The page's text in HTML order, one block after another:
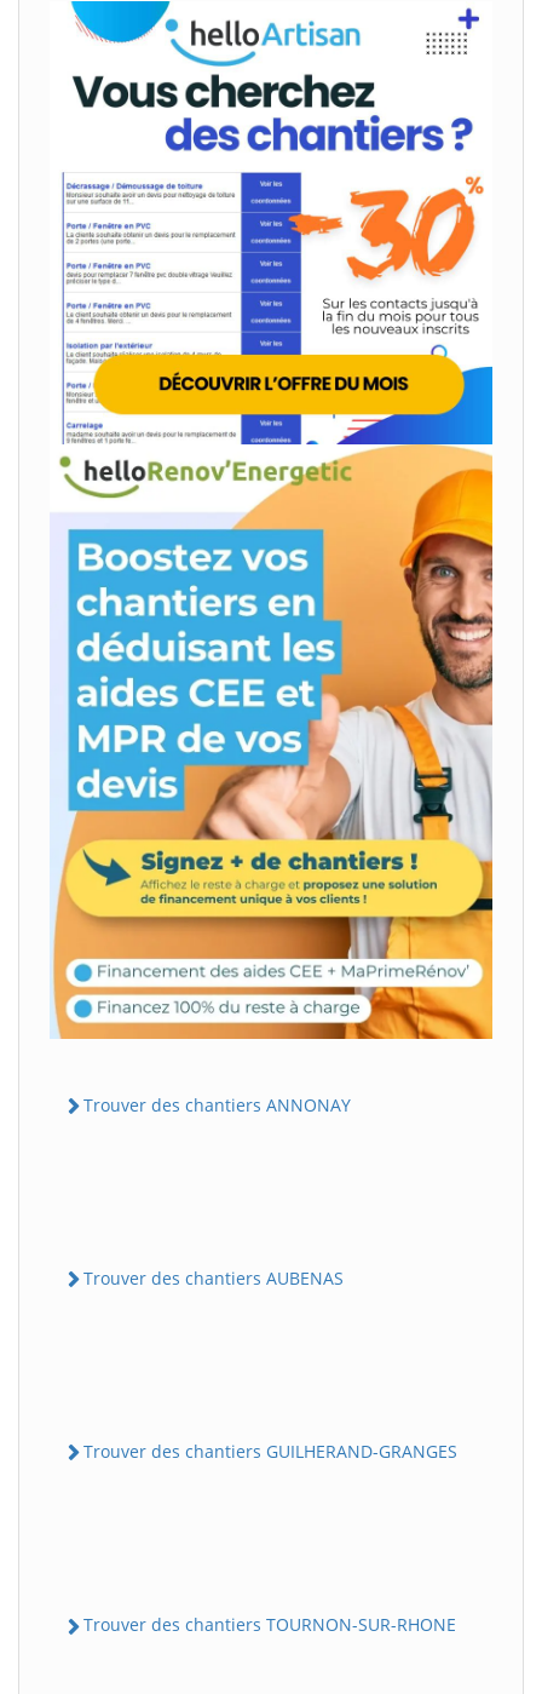
Trouver des chantiers ANNONAY
Trouver des chantiers AUBENAS
Trouver des chantiers GUILHERAND-GRANGES
Trouver des chantiers TOURNON-SUR-RHONE